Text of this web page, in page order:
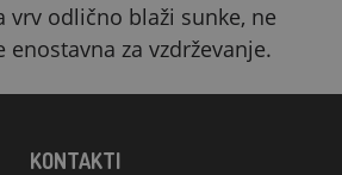
vrv odlično blaži sunke, ne
enostavna za vzdrževanje.
KONTAKTI